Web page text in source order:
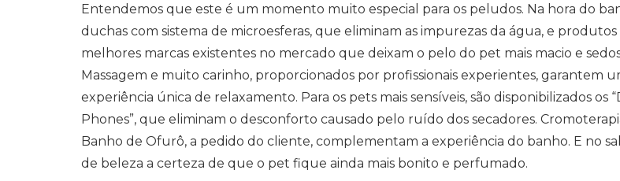
Entendemos que este é um momento muito especial para os peludos. Na hora do
duchas com sistema de microesferas, que eliminam as impurezas da água, e produtos
melhores marcas existentes no mercado que deixam o pelo do pet mais macio e
Massagem e muito carinho, proporcionados por profissionais experientes, garantem
experiência única de relaxamento. Para os pets mais sensíveis, são disponibilizados os
Phones”, que eliminam o desconforto causado pelo ruído dos secadores.
Banho de Ofurô, a pedido do cliente, complementam a experiência do banho. E no
de beleza a certeza de que o pet fique ainda mais bonito e perfumado.